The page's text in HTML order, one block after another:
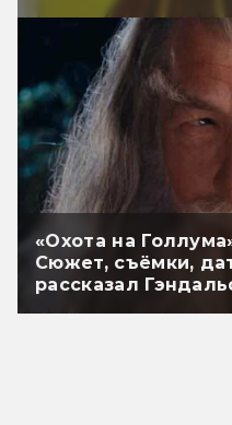
«Охота на
Сюжет, съёмки,
рассказал